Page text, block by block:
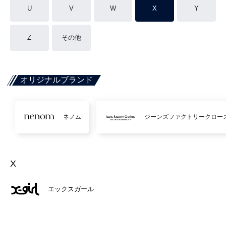
U V W X Y
Z その他
オリジナルブランド
ネノム ジーンズファクトリークロー
X
エックスガール